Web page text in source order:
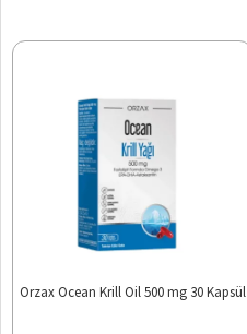
Orzax Ocean Krill Oil 500 mg 30 Kapsül